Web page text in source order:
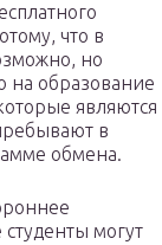
что в
но
на образование
являются
в
обмена.
могут